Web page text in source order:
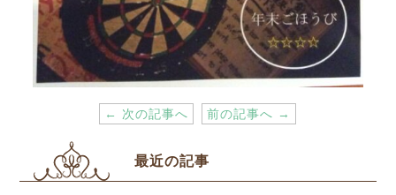
← 次の記事へ 前の記事へ →
最近の記事